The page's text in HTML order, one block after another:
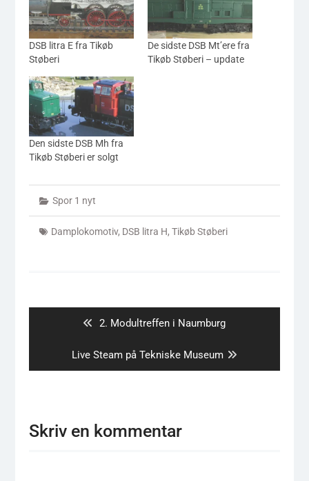
DSB litra E fra Tikøb
Støberi
De sidste DSB Mt’ere fra
Tikøb Støberi – update
Den sidste DSB Mh fra
Tikøb Støberi er solgt
Spor 1 nyt
Damplokomotiv, DSB litra H, Tikøb Støberi
Previous
2. Modultreffen i Naumburg
Next
post:
Live Steam på Tekniske Museum
Skriv en kommentar